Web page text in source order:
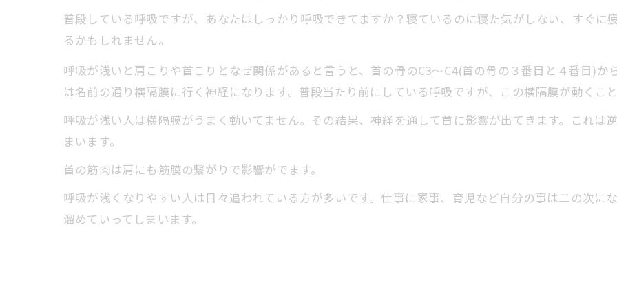
普段している呼吸ですが、あなたはしっかり呼吸できてますか？寝ているのに寝た気がしない、すぐに
るかもしれません。
呼吸が浅いと肩こりや首こりとなぜ関係があると言うと、首の骨のC3～C4(首の骨の３番目と４番目)か
は名前の通り横隔膜に行く神経になります。普段当たり前にしている呼吸ですが、この横隔膜が動くこ
呼吸が浅い人は横隔膜がうまく動いてません。その結果、神経を通して首に影響が出てきます。これは
まいます。
首の筋肉は肩にも筋膜の繋がりで影響がでます。
呼吸が浅くなりやすい人は日々追われている方が多いです。仕事に家事、育児など自分の事は二の次に
溜めていってしまいます。